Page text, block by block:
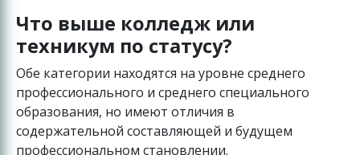
Что выше колледж или
техникум по статусу?
Обе категории находятся на уровне среднего
профессионального и среднего специального
образования, но имеют отличия в
содержательной составляющей и будущем
профессиональном становлении.